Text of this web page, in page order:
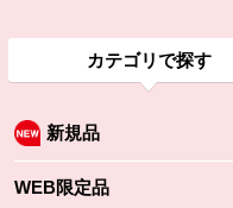
カテゴリで探す
新規品
WEB限定品